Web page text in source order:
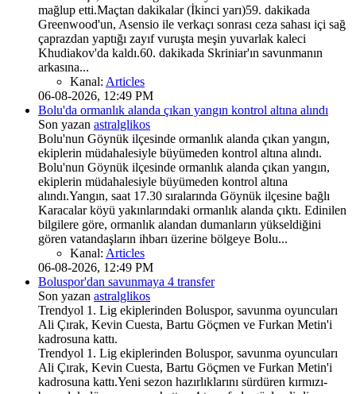
mağlup etti.Maçtan dakikalar (İkinci yarı)59. dakikada
Greenwood'un, Asensio ile verkaçı sonrası ceza sahası içi sağ
çaprazdan yaptığı zayıf vuruşta meşin yuvarlak kaleci
Khudiakov'da kaldı.60. dakikada Skriniar'ın savunmanın
arkasına...
Kanal: Articles
06-08-2026, 12:49 PM
Bolu'da ormanlık alanda çıkan yangın kontrol altına alındı
Son yazan astralglikos
Bolu'nun Göynük ilçesinde ormanlık alanda çıkan yangın,
ekiplerin müdahalesiyle büyümeden kontrol altına alındı.
Bolu'nun Göynük ilçesinde ormanlık alanda çıkan yangın,
ekiplerin müdahalesiyle büyümeden kontrol altına
alındı.Yangın, saat 17.30 sıralarında Göynük ilçesine bağlı
Karacalar köyü yakınlarındaki ormanlık alanda çıktı. Edinilen
bilgilere göre, ormanlık alandan dumanların yükseldiğini
gören vatandaşların ihbarı üzerine bölgeye Bolu...
Kanal: Articles
06-08-2026, 12:49 PM
Boluspor'dan savunmaya 4 transfer
Son yazan astralglikos
Trendyol 1. Lig ekiplerinden Boluspor, savunma oyuncuları
Ali Çırak, Kevin Cuesta, Bartu Göçmen ve Furkan Metin'i
kadrosuna kattı.
Trendyol 1. Lig ekiplerinden Boluspor, savunma oyuncuları
Ali Çırak, Kevin Cuesta, Bartu Göçmen ve Furkan Metin'i
kadrosuna kattı.Yeni sezon hazırlıklarını sürdüren kırmızı-